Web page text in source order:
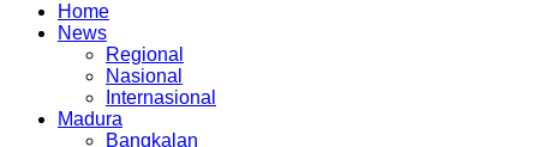
Home
News
Regional
Nasional
Internasional
Madura
Bangkalan